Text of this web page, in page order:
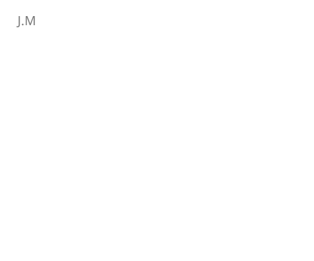
J.M